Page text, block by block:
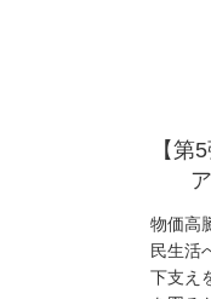
【第
物価高
民生活
下支え